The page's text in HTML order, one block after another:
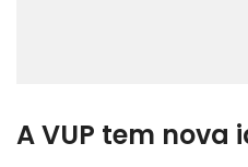
A VUP tem